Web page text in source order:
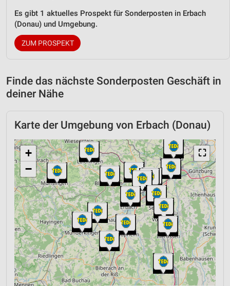
Es gibt 1 aktuelles Prospekt für Sonderposten in Erbach
(Donau) und Umgebung.
ZUM PROSPEKT
Finde das nächste Sonderposten Geschäft in
deiner Nähe
Karte der Umgebung von Erbach (Donau)
⛶
+
−